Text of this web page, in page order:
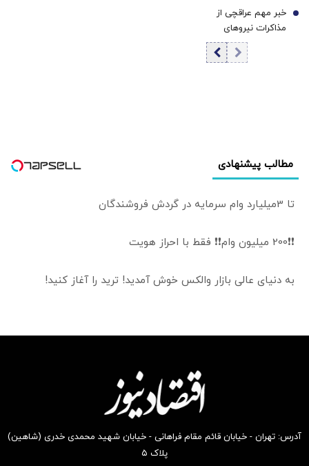
کردن معتادان
متجاهر از مراکز
فقط یک بهانه
خبر مهم عراقچی از
مذاکرات نیروهای
نظامی و دریایی
ایران و عمان درباره
7
مطالب پیشنهادی
تا 3میلیارد وام سرمایه در گردش فروشندگان
❗❗200 میلیون وام❗❗ فقط با احراز هویت
به دنیای عالی بازار والکس خوش آمدید! ترید را آغاز کنید!
آدرس: تهران - خیابان قائم مقام فراهانی - خیابان شهید محمدی خدری (شاهین)
پلاک ۵